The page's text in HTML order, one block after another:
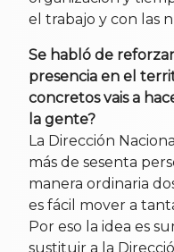
el trabajo y con las
Se habló de
presencia en el
concretos vais a
la gente?
La Dirección
más de sesenta
manera ordinaria
es fácil mover a
Por eso la idea es
sustituir a la